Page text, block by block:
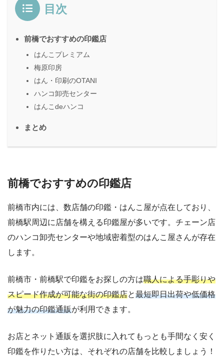
目次
前橋でおすすめの印鑑店
はんこプレミアム
梅原印房
はん・印刷のOTANI
ハンコ卸売センター
はんこdeハンコ
まとめ
前橋でおすすめの印鑑店
前橋市内には、数店舗の印鑑・はんこ屋が点在しており、
前橋駅周辺に店舗を構える印鑑屋が多いです。チェーン店
のハンコ卸売センターや地域密着型のはんこ屋さんが存在
します。
前橋市・前橋駅で印鑑をお探しの方は職人による手彫りや
スピード作成が可能な街の印鑑店と最短即日出荷や低価格
が魅力の印鑑通販が利用できます。
お店とネット通販を選択肢に入れてもっとも手間なく安く
印鑑を作りたい方は、それぞれの店舗を比較しましょう！